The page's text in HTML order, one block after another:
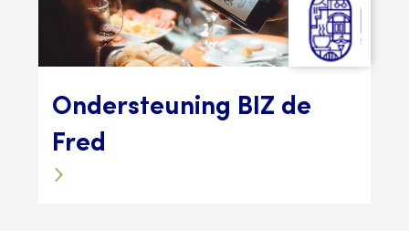
Ondersteuning BIZ de
Fred